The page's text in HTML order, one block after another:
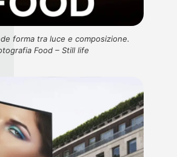
forma tra luce e composizione.
Food – Still life